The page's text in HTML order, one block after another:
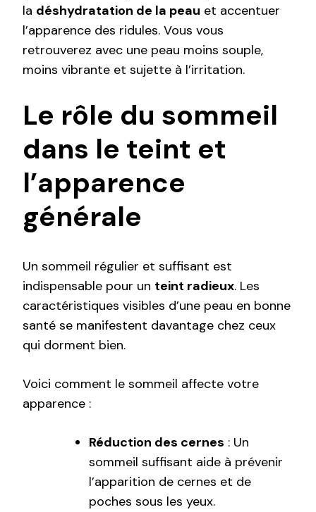
la déshydratation de la peau et accentuer
l’apparence des ridules. Vous vous
retrouverez avec une peau moins souple,
moins vibrante et sujette à l’irritation.
Le rôle du sommeil
dans le teint et
l’apparence
générale
Un sommeil régulier et suffisant est
indispensable pour un teint radieux. Les
caractéristiques visibles d’une peau en bonne
santé se manifestent davantage chez ceux
qui dorment bien.
Voici comment le sommeil affecte votre
apparence :
Réduction des cernes : Un
sommeil suffisant aide à prévenir
l’apparition de cernes et de
poches sous les yeux.